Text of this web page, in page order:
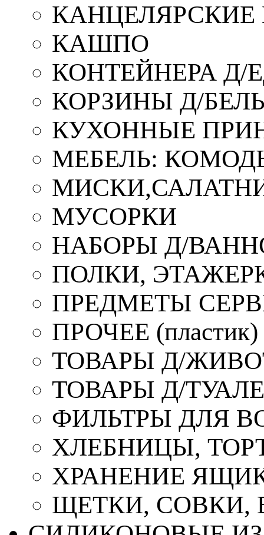
КАШПО
КОНТЕЙНЕРА Д/
КОРЗИНЫ Д/
КУХОННЫЕ
МЕБЕЛЬ:
МУСОРКИ
НАБОРЫ Д/
ПОЛКИ,
ПРЕДМЕТЫ
ПРОЧЕЕ (пластик)
ТОВАРЫ Д/
ТОВАРЫ Д/
ФИЛЬТРЫ ДЛЯ
ХЛЕБНИЦЫ,
ХРАНЕНИЕ
ЩЕТКИ, СОВКИ,